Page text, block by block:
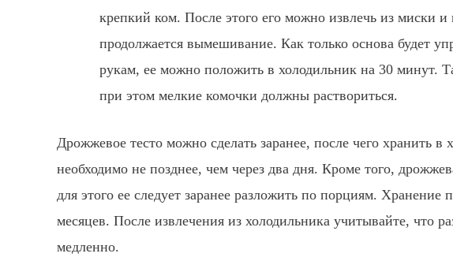
крепкий ком. После этого его можно извлечь из миски и
продолжается вымешивание. Как только основа будет
рукам, ее можно положить в холодильник на 30 минут.
при этом мелкие комочки должны раствориться.
Дрожжевое тесто можно сделать заранее, после чего хранить в
необходимо не позднее, чем через два дня. Кроме того,
для этого ее следует заранее разложить по порциям. Хранение
месяцев. После извлечения из холодильника учитывайте, что
медленно.